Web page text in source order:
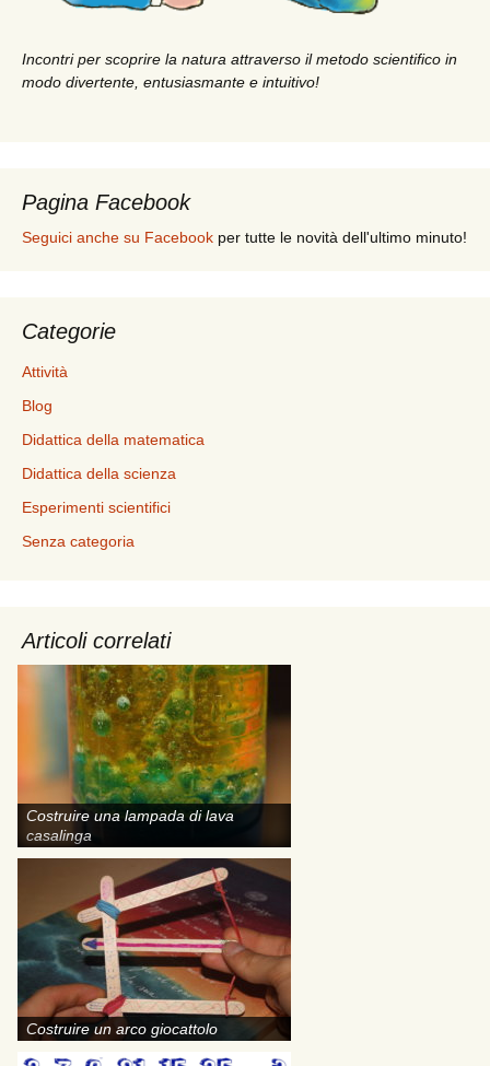
Incontri per scoprire la natura attraverso il metodo scientifico in
modo divertente, entusiasmante e intuitivo!
Pagina Facebook
Seguici anche su Facebook per tutte le novità dell'ultimo minuto!
Categorie
Attività
Blog
Didattica della matematica
Didattica della scienza
Esperimenti scientifici
Senza categoria
Articoli correlati
Costruire una lampada di lava
casalinga
Costruire un arco giocattolo